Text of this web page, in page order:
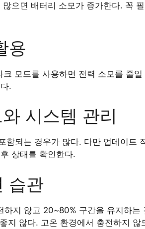
으면 배터리 소모가 증가한다. 꼭
용
모드를 사용하면 전력 소모를 줄
.
시스템 관리
함되는 경우가 많다. 다만 업데이트
상태를 확인한다.
습관
하지 않고 20~80% 구간을 유지하는
지 않다. 고온 환경에서 충전하지 않